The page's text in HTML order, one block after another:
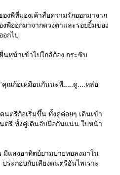
งพีที่มองเค้าสื่อความรักออกมาจาก
งพีออกมาจากดวงตาและรอยยิ้มของ
อกไป
นหน้าเข้าไปใกล้ก้อง กระซิบ
คุณก้อเหมือนกันนะพี.....ดู....หล่อ
นตรีก้อเริ่มขึ้น ทั้งคู่ค่อยๆ เดินเข้า
รี ทั้งคู่เดินจับมือกันแน่น ใบหน้า
แสงอาทิตย์ยามบ่ายทอลงมาใน
ระกอบกับเสียงดนตรีอันไพเราะ